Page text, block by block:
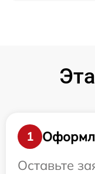
1
Оставьте